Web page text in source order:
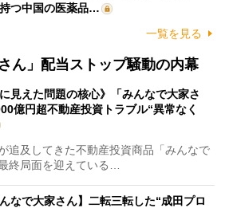
つ中国の医薬品…
一覧を見る
ん」配当ストップ騒動の内幕
に見えた問題の核心》「みんなで大家さ
億円超不動産投資トラブル“異常なく
追及してきた不動産投資商品「みんなで
終局面を迎えている…
なで大家さん】二転三転した“成田プロ